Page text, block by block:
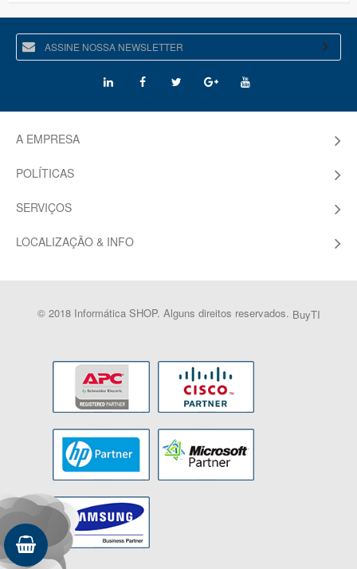
A EMPRESA
POLÍTICAS
SERVIÇOS
LOCALIZAÇÃO & INFO
© 2018 Informática SHOP. Alguns direitos reservados. BuyTI